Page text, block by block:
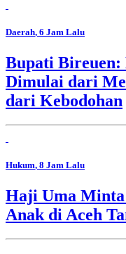
Daerah, 6 Jam Lalu
Bupati Bireuen:
Dimulai dari
dari Kebodohan
Hukum, 8 Jam Lalu
Haji Uma Minta
Anak di Aceh